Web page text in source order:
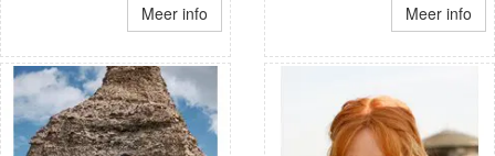
Meer info Meer info